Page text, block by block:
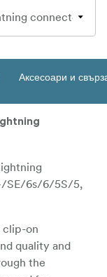
Аксесоари и
SE/6s/6/5S/5,
clip-on
quality and
the